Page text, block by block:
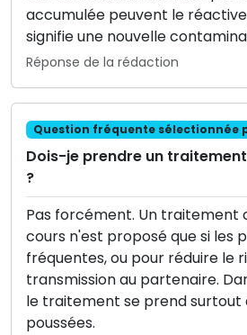
accumulée peuvent le
signifie une nouvelle
Réponse de la rédaction
Question fréquente sélectionnée
Dois-je prendre un
?
Pas forcément. Un traitement
cours n'est proposé que si les
fréquentes, ou pour réduire le
transmission au partenaire.
le traitement se prend surtout
poussées.